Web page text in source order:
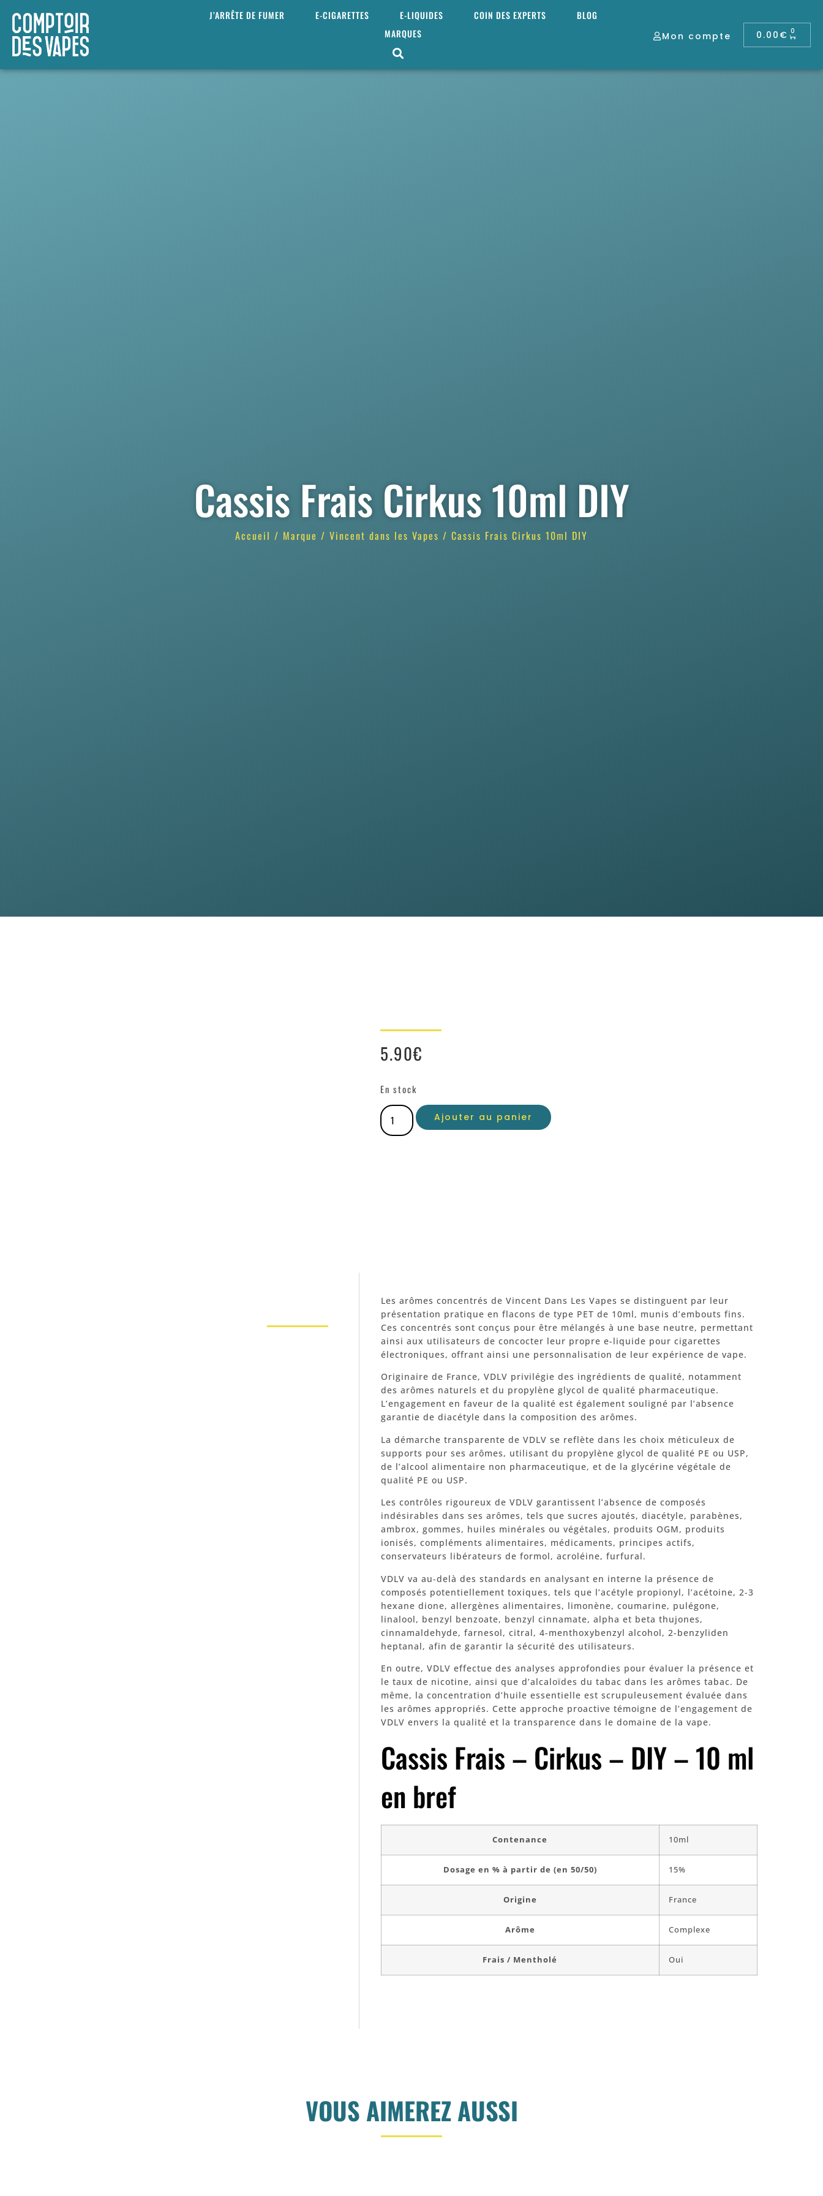
J’ARRÊTE DE FUMER E-CIGARETTES E-LIQUIDES COIN DES EXPERTS
BLOG
MARQUES
Mon compte 0.00 € 0
Cassis Frais Cirkus 10ml DIY
Accueil / Marque / Vincent dans les Vapes / Cassis Frais Cirkus 10ml DIY
5.90€
En stock
Ajouter au panier
Les arômes concentrés de Vincent Dans Les Vapes se distinguent par leur
présentation pratique en flacons de type PET de 10ml, munis d’embouts fins.
Ces concentrés sont conçus pour être mélangés à une base neutre, permettant
ainsi aux utilisateurs de concocter leur propre e-liquide pour cigarettes
électroniques, offrant ainsi une personnalisation de leur expérience de vape.
Originaire de France, VDLV privilégie des ingrédients de qualité, notamment
des arômes naturels et du propylène glycol de qualité pharmaceutique.
L’engagement en faveur de la qualité est également souligné par l’absence
garantie de diacétyle dans la composition des arômes.
La démarche transparente de VDLV se reflète dans les choix méticuleux de
supports pour ses arômes, utilisant du propylène glycol de qualité PE ou USP,
de l’alcool alimentaire non pharmaceutique, et de la glycérine végétale de
qualité PE ou USP.
Les contrôles rigoureux de VDLV garantissent l’absence de composés
indésirables dans ses arômes, tels que sucres ajoutés, diacétyle, parabènes,
ambrox, gommes, huiles minérales ou végétales, produits OGM, produits
ionisés, compléments alimentaires, médicaments, principes actifs,
conservateurs libérateurs de formol, acroléine, furfural.
VDLV va au-delà des standards en analysant en interne la présence de
composés potentiellement toxiques, tels que l’acétyle propionyl, l’acétoine, 2-3
hexane dione, allergènes alimentaires, limonène, coumarine, pulégone,
linalool, benzyl benzoate, benzyl cinnamate, alpha et beta thujones,
cinnamaldehyde, farnesol, citral, 4-menthoxybenzyl alcohol, 2-benzyliden
heptanal, afin de garantir la sécurité des utilisateurs.
En outre, VDLV effectue des analyses approfondies pour évaluer la présence et
le taux de nicotine, ainsi que d’alcaloïdes du tabac dans les arômes tabac. De
même, la concentration d’huile essentielle est scrupuleusement évaluée dans
les arômes appropriés. Cette approche proactive témoigne de l’engagement de
VDLV envers la qualité et la transparence dans le domaine de la vape.
Cassis Frais – Cirkus – DIY – 10 ml
en bref
Contenance 10ml
Dosage en % à partir de (en 50/50) 15%
Origine France
Arôme Complexe
Frais / Mentholé Oui
VOUS AIMEREZ AUSSI